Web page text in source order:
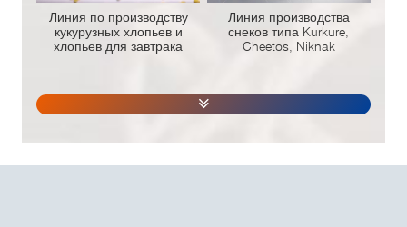
Линия по производству
кукурузных хлопьев и
хлопьев для завтрака
Линия производства
снеков типа Kurkure,
Cheetos, Niknak